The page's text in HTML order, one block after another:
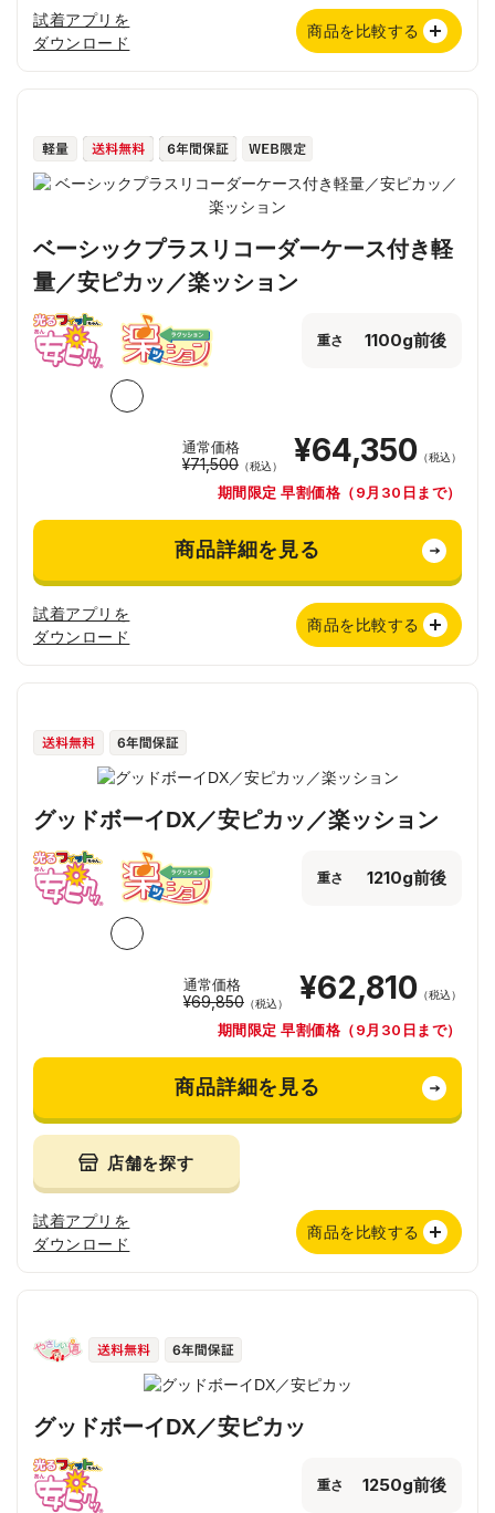
試着アプリを
ダウンロード
商品を比較する
ベーシックプラスリコーダーケース付き軽
量／安ピカッ／楽ッション
重さ 1100g前後
通常価格
¥71,500 （税込） ¥64,350 （税込）
期間限定 早割価格（9月30日まで）
商品詳細を見る
試着アプリを
ダウンロード
商品を比較する
グッドボーイDX／安ピカッ／楽ッション
重さ 1210g前後
通常価格
¥69,850 （税込） ¥62,810 （税込）
期間限定 早割価格（9月30日まで）
商品詳細を見る
店舗を探す
試着アプリを
ダウンロード
商品を比較する
グッドボーイDX／安ピカッ
重さ 1250g前後